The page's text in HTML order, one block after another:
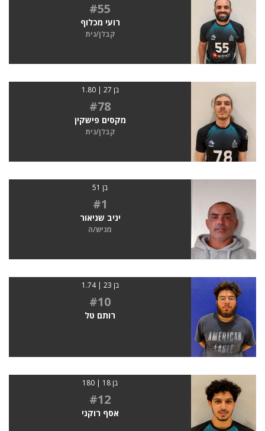
#55
רועי מכלוף
קבלן/נית
בן 27 | 1.80
#78
מקסים פישקין
קבלן/נית
בן 51
#1
יניב שניאור
מגיש/ה
בן 23 | 1.74
#10
רותם טל
בן 18 | 180
#12
אסף רוקני